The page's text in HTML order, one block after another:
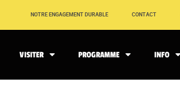
NOTRE ENGAGEMENT DURABLE CONTACT
VISITER PROGRAMME INFO